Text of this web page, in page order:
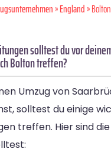
»England» Bolton
solltest du vor
Bolton treffen?
Umzug von
solltest du einige
treffen. Hier sind